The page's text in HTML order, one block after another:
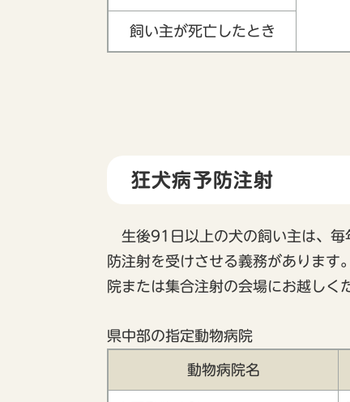
飼い主が死亡したとき
狂犬病予防注射
生後91日以上の犬の飼い主は、毎
防注射を受けさせる義務があります
院または集合注射の会場にお越しく
動物病院名
県中部の指定動物病院